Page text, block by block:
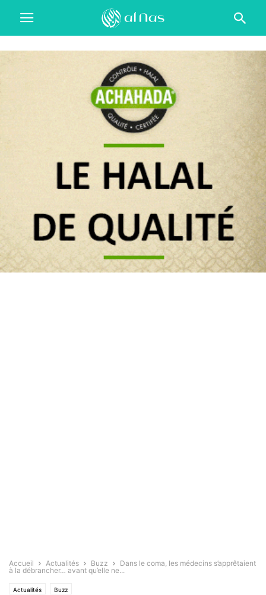
Accueil Actualités Buzz
Dans le coma, les médecins s’apprêtaient
à la débrancher… avant qu’elle ne...
Actualités Buzz